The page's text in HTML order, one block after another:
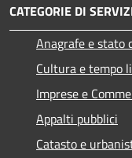
CATEGORIE DI
Anagrafe e stato
Cultura e tempo
Imprese e
Appalti pubblici
Catasto e